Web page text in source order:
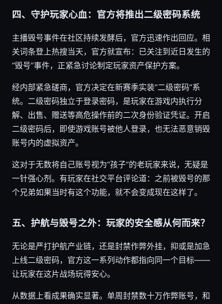
四、守护玩家心血：官方将推出二级密码系统
主播毁号事件在社区持续发酵后，官方迅速作出回应。相
关词条登上热搜当天，官方就宣布：已关注到近日发生的
“毁号”事件，正紧急讨论制定玩家资产保护方案。
经内部紧急磋商，官方决定在新赛季实装“二级密码”系
统。二级密码独立于登录密码，是玩家在游戏内执行分
解、出售、赠送等高危操作前的二次身份验证凭证。开启
二级密码后，即使游戏账号被他人登录，也无法恶意销毁
账号内的虚拟资产。
这对于无数将自己账号视为“孩子”的老玩家来说，无疑是
一针强心剂。有玩家在社交平台评论道：之前被毁号的那
个兄弟如果当时有这个功能，就不会变成现在这样了。
五、护航与毁号之外：玩家的安全感从何而来？
无论是严打护航产业链，还是封禁作弊外挂，抑或是加急
上线二级密码，官方这一系列动作都指向同一个目标——
让玩家在这片战场玩得安心。
从数据上看成果确实显著。单周封禁数十万作弊账号，和